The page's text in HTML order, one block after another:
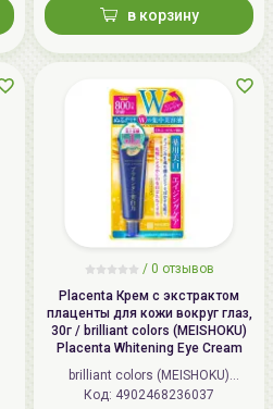
в корзину
/ 0 отзывов
Placenta Крем с экстрактом
плаценты для кожи вокруг глаз,
30г / brilliant colors (MEISHOKU)
Placenta Whitening Eye Cream
brilliant colors (MEISHOKU)
(Япония)
Код: 4902468236037